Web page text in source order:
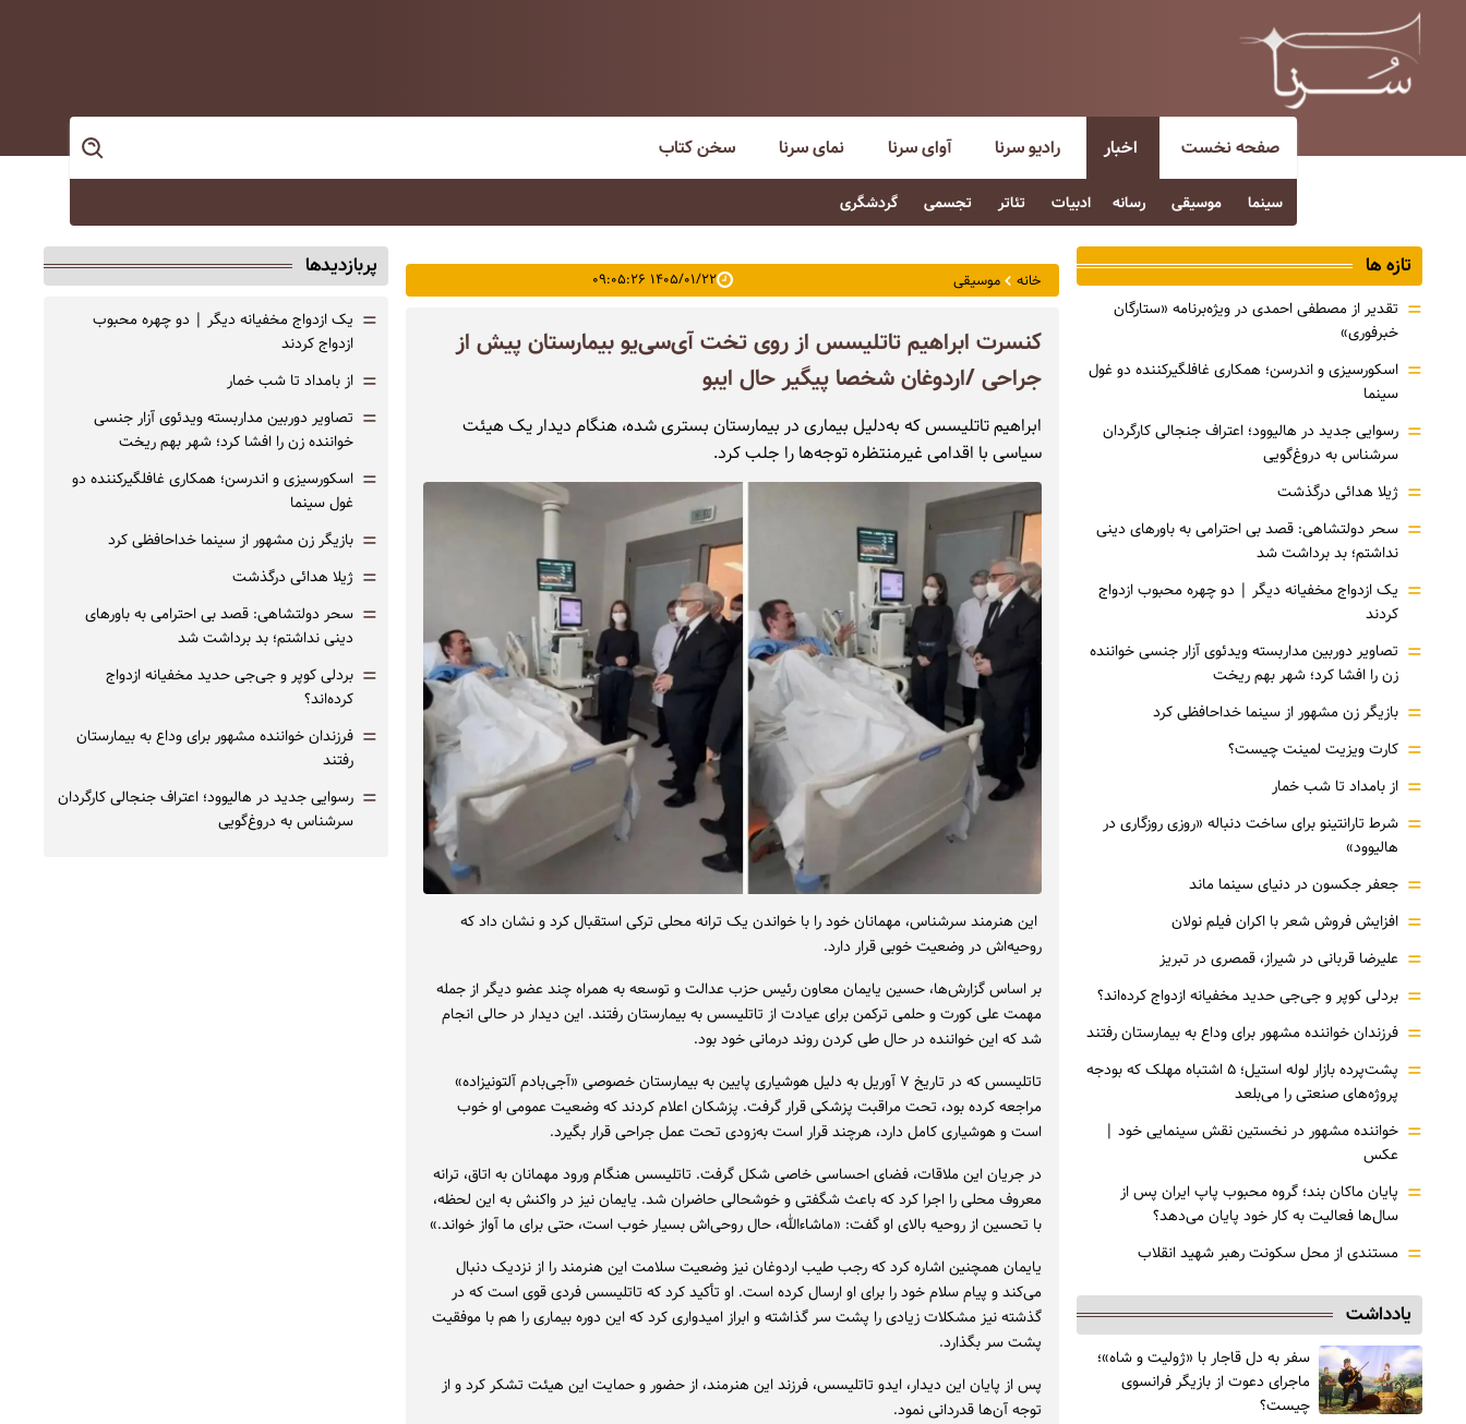
صفحه نخست اخبار
سینما موسیقی رسانه ادبیات تئاتر تجسمی گردشگری
رادیو سرنا آوای سرنا نمای سرنا سخن کتاب
خانه موسیقی ۱۴۰۵/۰۱/۲۲ ۰۹:۰۵:۲۶
کنسرت ابراهیم تاتلیسس از روی تخت آی‌سی‌یو بیمارستان پیش از
جراحی /اردوغان شخصا پیگیر حال ایبو
ابراهیم تاتلیسس که به‌دلیل بیماری در بیمارستان بستری شده، هنگام دیدار یک هیئت
سیاسی با اقدامی غیرمنتظره توجه‌ها را جلب کرد.
این هنرمند سرشناس، مهمانان خود را با خواندن یک ترانه محلی ترکی استقبال کرد و نشان داد که
روحیه‌اش در وضعیت خوبی قرار دارد.
بر اساس گزارش‌ها، حسین یایمان معاون رئیس حزب عدالت و توسعه به همراه چند عضو دیگر از جمله
مهمت علی کورت و حلمی ترکمن برای عیادت از تاتلیسس به بیمارستان رفتند. این دیدار در حالی انجام
شد که این خواننده در حال طی کردن روند درمانی خود بود.
تاتلیسس که در تاریخ ۷ آوریل به دلیل هوشیاری پایین به بیمارستان خصوصی «آجی‌بادم آلتونیزاده»
مراجعه کرده بود، تحت مراقبت پزشکی قرار گرفت. پزشکان اعلام کردند که وضعیت عمومی او خوب
است و هوشیاری کامل دارد، هرچند قرار است به‌زودی تحت عمل جراحی قرار بگیرد.
در جریان این ملاقات، فضای احساسی خاصی شکل گرفت. تاتلیسس هنگام ورود مهمانان به اتاق، ترانه
معروف محلی را اجرا کرد که باعث شگفتی و خوشحالی حاضران شد. یایمان نیز در واکنش به این لحظه،
با تحسین از روحیه بالای او گفت: «ماشاءالله، حال روحی‌اش بسیار خوب است، حتی برای ما آواز خواند.»
یایمان همچنین اشاره کرد که رجب طیب اردوغان نیز وضعیت سلامت این هنرمند را از نزدیک دنبال
می‌کند و پیام سلام خود را برای او ارسال کرده است. او تأکید کرد که تاتلیسس فردی قوی است که در
گذشته نیز مشکلات زیادی را پشت سر گذاشته و ابراز امیدواری کرد که این دوره بیماری را هم با موفقیت
پشت سر بگذارد.
پس از پایان این دیدار، ایدو تاتلیسس، فرزند این هنرمند، از حضور و حمایت این هیئت تشکر کرد و از
توجه آن‌ها قدردانی نمود.
تازه ها
= تقدیر از مصطفی احمدی در ویژه‌برنامه «ستارگان
خبرفوری»
= اسکورسیزی و اندرسن؛ همکاری غافلگیرکننده دو غول
سینما
= رسوایی جدید در هالیوود؛ اعتراف جنجالی کارگردان
سرشناس به دروغ‌گویی
= ژیلا هدائی درگذشت
= سحر دولتشاهی: قصد بی احترامی به باورهای دینی
نداشتم؛ بد برداشت شد
= یک ازدواج مخفیانه دیگر | دو چهره محبوب ازدواج
کردند
= تصاویر دوربین مداربسته ویدئوی آزار جنسی خواننده
زن را افشا کرد؛ شهر بهم ریخت
= بازیگر زن مشهور از سینما خداحافظی کرد
= کارت ویزیت لمینت چیست؟
= از بامداد تا شب خمار
= شرط تارانتینو برای ساخت دنباله «روزی روزگاری در
هالیوود»
= جعفر جکسون در دنیای سینما ماند
= افزایش فروش شعر با اکران فیلم نولان
= علیرضا قربانی در شیراز، قمصری در تبریز
= بردلی کوپر و جی‌جی حدید مخفیانه ازدواج کرده‌اند؟
= فرزندان خواننده مشهور برای وداع به بیمارستان رفتند
=
پشت‌پرده بازار لوله استیل؛ ۵ اشتباه مهلک که بودجه
پروژه‌های صنعتی را می‌بلعد
= خواننده مشهور در نخستین نقش سینمایی خود |‌
عکس
= پایان ماکان بند؛ گروه محبوب پاپ ایران پس از
سال‌ها فعالیت به کار خود پایان می‌دهد؟
= مستندی از محل سکونت رهبر شهید انقلاب
یادداشت
سفر به دل قاجار با «ژولیت و شاه»؛
ماجرای دعوت از ‌بازیگر فرانسوی
چیست؟
پربازدیدها
= یک ازدواج مخفیانه دیگر | دو چهره محبوب
ازدواج کردند
= از بامداد تا شب خمار
= تصاویر دوربین مداربسته ویدئوی آزار جنسی
خواننده زن را افشا کرد؛ شهر بهم ریخت
= اسکورسیزی و اندرسن؛ همکاری غافلگیرکننده دو
غول سینما
= بازیگر زن مشهور از سینما خداحافظی کرد
= ژیلا هدائی درگذشت
= سحر دولتشاهی: قصد بی احترامی به باورهای
دینی نداشتم؛ بد برداشت شد
= بردلی کوپر و جی‌جی حدید مخفیانه ازدواج
کرده‌اند؟
= فرزندان خواننده مشهور برای وداع به بیمارستان
رفتند
= رسوایی جدید در هالیوود؛ اعتراف جنجالی کارگردان
سرشناس به دروغ‌گویی